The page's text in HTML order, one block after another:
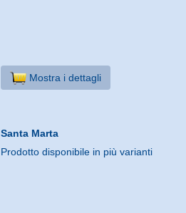
Mostra i dettagli
Santa Marta
Prodotto disponibile in più varianti